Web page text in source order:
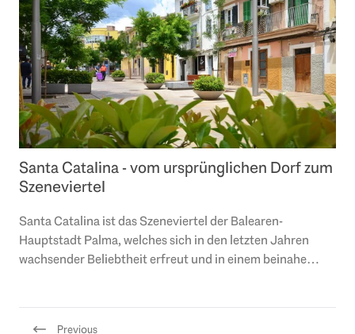
Santa Catalina - vom ursprünglichen Dorf zum
Szeneviertel
Santa Catalina ist das Szeneviertel der Balearen-
Hauptstadt Palma, welches sich in den letzten Jahren
wachsender Beliebtheit erfreut und in einem beinahe
Previous